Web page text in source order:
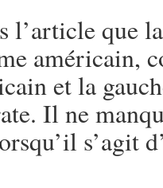
l’article que
américain,
et la
Il ne
s’agit